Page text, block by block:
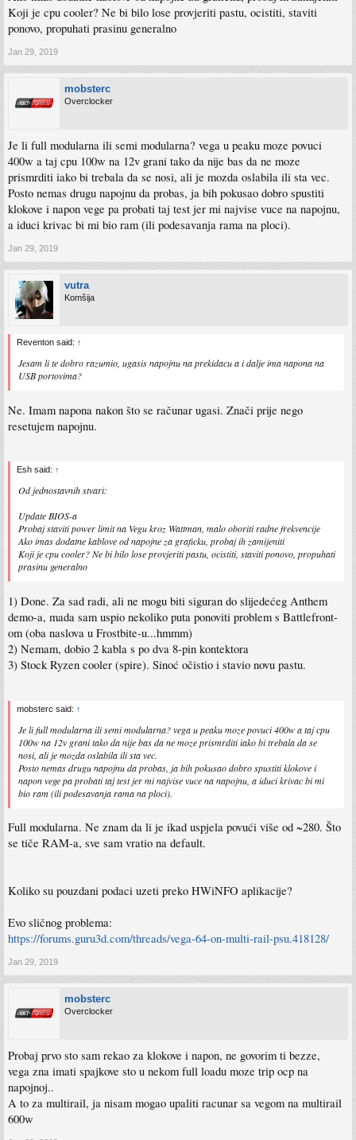
Koji je cpu cooler? Ne bi bilo lose provjeriti pastu, ocistiti, staviti
ponovo, propuhati prasinu generalno
Jan 29, 2019
mobsterc
Overclocker
Je li full modularna ili semi modularna? vega u peaku moze povuci
400w a taj cpu 100w na 12v grani tako da nije bas da ne moze
prismrditi iako bi trebala da se nosi, ali je mozda oslabila ili sta vec.
Posto nemas drugu napojnu da probas, ja bih pokusao dobro spustiti
klokove i napon vege pa probati taj test jer mi najvise vuce na napojnu,
a iduci krivac bi mi bio ram (ili podesavanja rama na ploci).
Jan 29, 2019
vutra
Komšija
Reventon said: ↑
Jesam li te dobro razumio, ugasis napojnu na prekidacu a i dalje ima napona na
USB portovima?
Ne. Imam napona nakon što se računar ugasi. Znači prije nego
resetujem napojnu.
Esh said: ↑
Od jednostavnih stvari:
Update BIOS-a
Probaj staviti power limit na Vegu kroz Wattman, malo oboriti radne frekvencije
Ako imas dodatne kablove od napojne za graficku, probaj ih zamijeniti
Koji je cpu cooler? Ne bi bilo lose provjeriti pastu, ocistiti, staviti ponovo, propuhati
prasinu generalno
1) Done. Za sad radi, ali ne mogu biti siguran do slijedećeg Anthem
demo-a, mada sam uspio nekoliko puta ponoviti problem s Battlefront-
om (oba naslova u Frostbite-u...hmmm)
2) Nemam, dobio 2 kabla s po dva 8-pin kontektora
3) Stock Ryzen cooler (spire). Sinoć očistio i stavio novu pastu.
mobsterc said: ↑
Je li full modularna ili semi modularna? vega u peaku moze povuci 400w a taj cpu
100w na 12v grani tako da nije bas da ne moze prismrditi iako bi trebala da se
nosi, ali je mozda oslabila ili sta vec.
Posto nemas drugu napojnu da probas, ja bih pokusao dobro spustiti klokove i
napon vege pa probati taj test jer mi najvise vuce na napojnu, a iduci krivac bi mi
bio ram (ili podesavanja rama na ploci).
Full modularna. Ne znam da li je ikad uspjela povući više od ~280. Što
se tiče RAM-a, sve sam vratio na default.
Koliko su pouzdani podaci uzeti preko HWiNFO aplikacije?
Evo sličnog problema:
https://forums.guru3d.com/threads/vega-64-on-multi-rail-psu.418128/
Jan 29, 2019
mobsterc
Overclocker
Probaj prvo sto sam rekao za klokove i napon, ne govorim ti bezze,
vega zna imati spajkove sto u nekom full loadu moze trip ocp na
napojnoj..
A to za multirail, ja nisam mogao upaliti racunar sa vegom na multirail
600w